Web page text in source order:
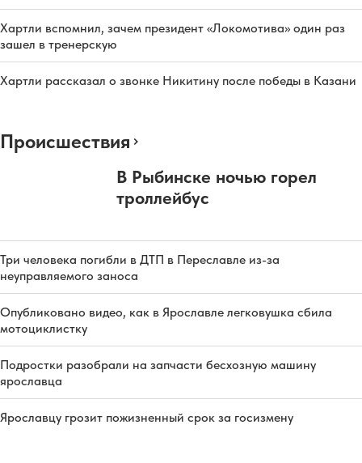
Хартли вспомнил, зачем президент «Локомотива» один раз
зашел в тренерскую
Хартли рассказал о звонке Никитину после победы в Казани
Происшествия
В Рыбинске ночью горел
троллейбус
Три человека погибли в ДТП в Переславле из-за
неуправляемого заноса
Опубликовано видео, как в Ярославле легковушка сбила
мотоциклистку
Подростки разобрали на запчасти бесхозную машину
ярославца
Ярославцу грозит пожизненный срок за госизмену